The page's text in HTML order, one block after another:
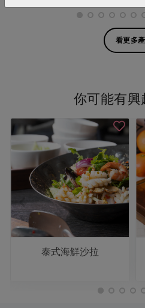
看更多
你可能有興
泰式海鮮沙拉